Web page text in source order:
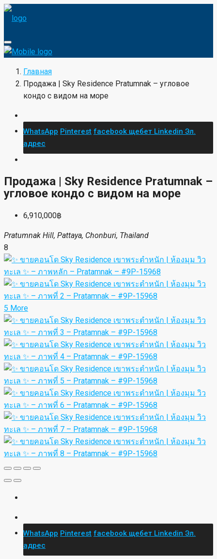
Главная
Продажа | Sky Residence Pratumnak – угловое
кондо с видом на море
WhatsApp Pinterest facebook щебет Linkedin Эл.
адрес
Продажа | Sky Residence Pratumnak –
угловое кондо с видом на море
6,910,000฿
Pratumnak Hill, Pattaya, Chonburi, Thailand
8
5 More
WhatsApp Pinterest facebook щебет Linkedin Эл.
адрес